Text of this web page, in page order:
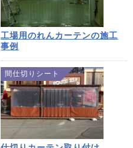
工場用のれんカーテンの施工
事例
間仕切りシート